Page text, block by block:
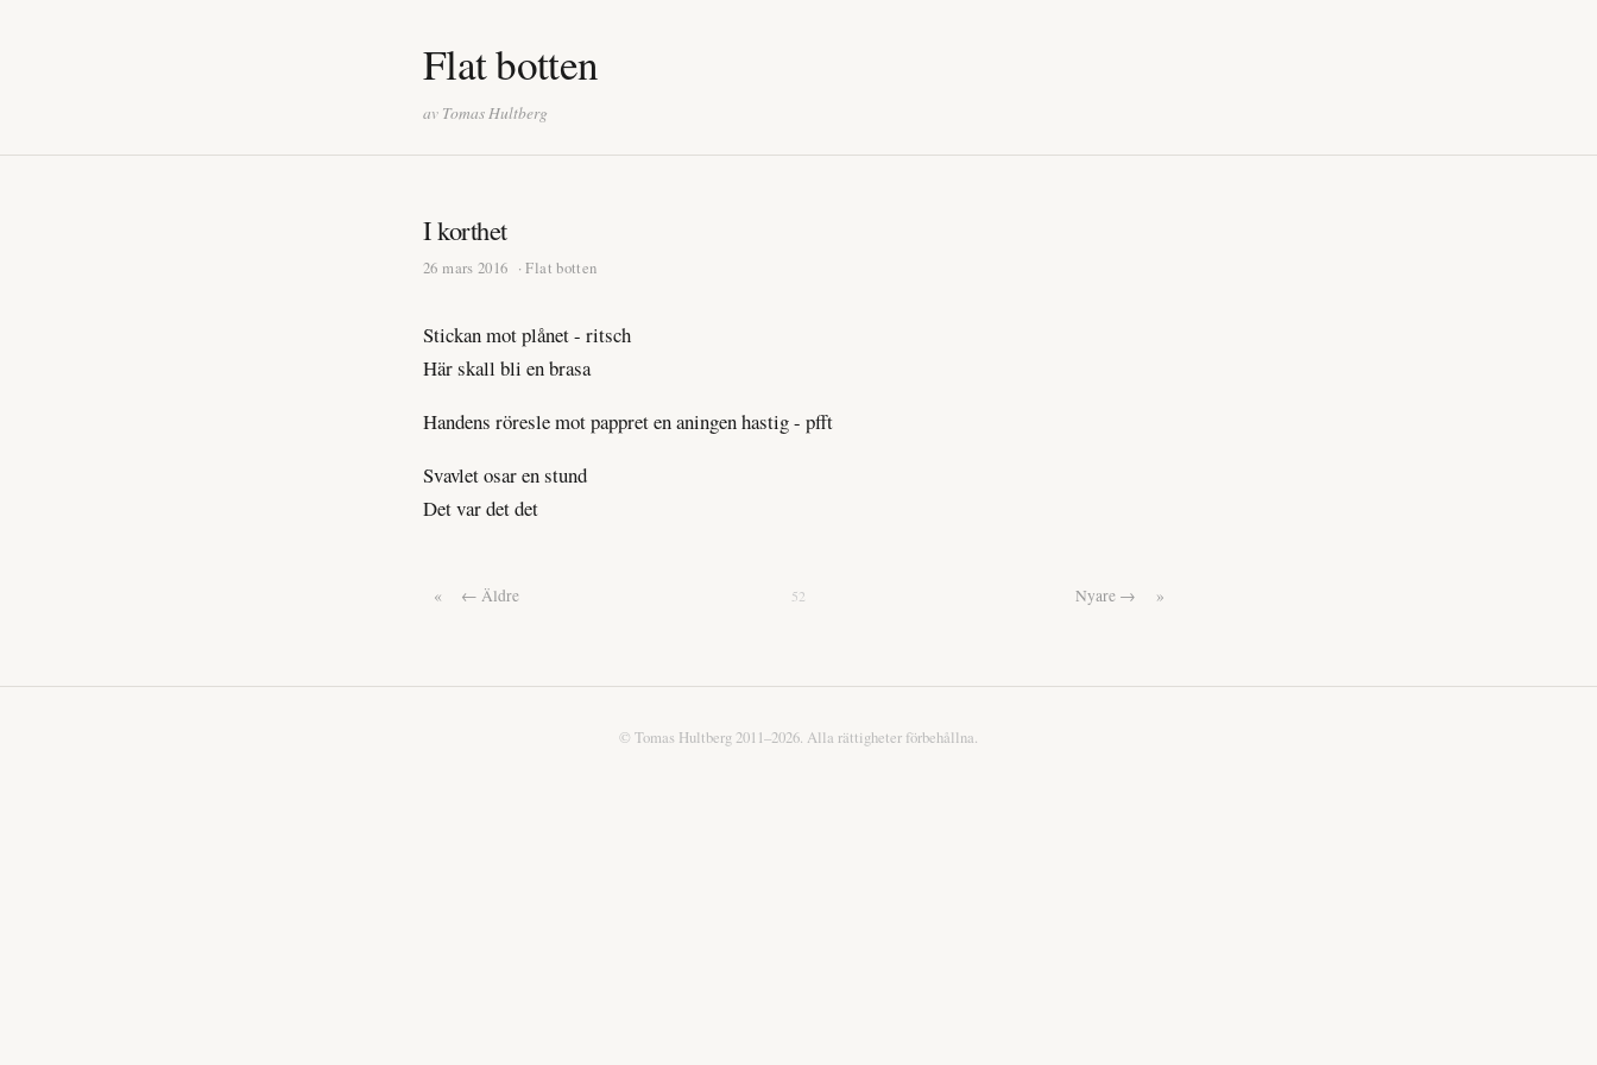
Flat botten
av Tomas Hultberg
I korthet
26 mars 2016 · Flat botten
Stickan mot plånet - ritsch
Här skall bli en brasa
Handens röresle mot pappret en aningen hastig - pfft
Svavlet osar en stund
Det var det det
« ← Äldre 52 Nyare → »
© Tomas Hultberg 2011–2026. Alla rättigheter förbehållna.